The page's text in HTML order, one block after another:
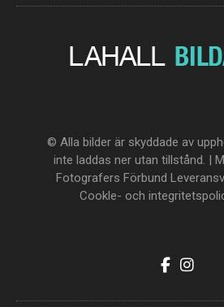
© Alla bilder är skyddade av
inte laddas ner utan tillstånd. |
Fotografers Förbund
Cookle- och